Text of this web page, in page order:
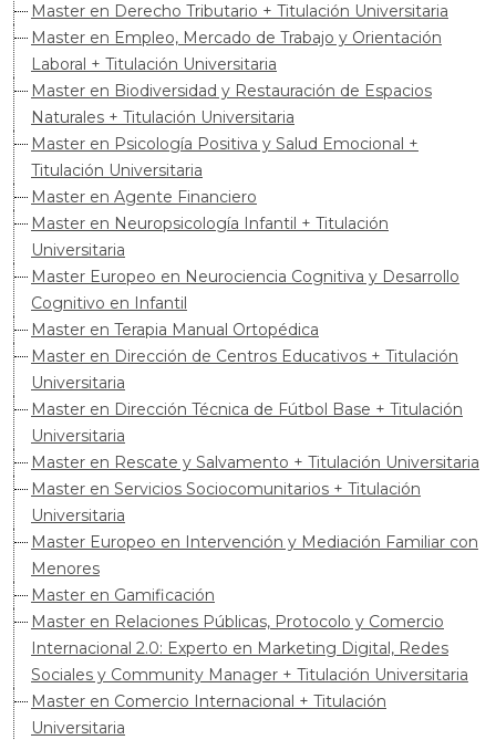
Master en Derecho Tributario + Titulación Universitaria
Master en Empleo, Mercado de Trabajo y Orientación
Laboral + Titulación Universitaria
Master en Biodiversidad y Restauración de Espacios
Naturales + Titulación Universitaria
Master en Psicología Positiva y Salud Emocional +
Titulación Universitaria
Master en Agente Financiero
Master en Neuropsicología Infantil + Titulación
Universitaria
Master Europeo en Neurociencia Cognitiva y Desarrollo
Cognitivo en Infantil
Master en Terapia Manual Ortopédica
Master en Dirección de Centros Educativos + Titulación
Universitaria
Master en Dirección Técnica de Fútbol Base + Titulación
Universitaria
Master en Rescate y Salvamento + Titulación Universitaria
Master en Servicios Sociocomunitarios + Titulación
Universitaria
Master Europeo en Intervención y Mediación Familiar con
Menores
Master en Gamificación
Master en Relaciones Públicas, Protocolo y Comercio
Internacional 2.0: Experto en Marketing Digital, Redes
Sociales y Community Manager + Titulación Universitaria
Master en Comercio Internacional + Titulación
Universitaria